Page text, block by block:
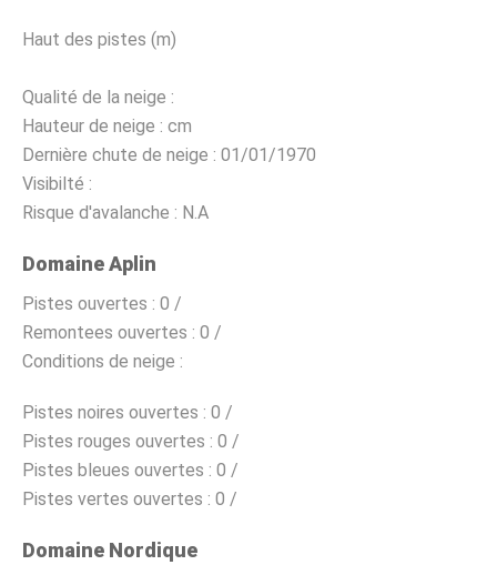
Haut des pistes (m)
Qualité de la neige :
Hauteur de neige : cm
Dernière chute de neige : 01/01/1970
Visibilté :
Risque d'avalanche : N.A
Domaine Aplin
Pistes ouvertes : 0 /
Remontees ouvertes : 0 /
Conditions de neige :
Pistes noires ouvertes : 0 /
Pistes rouges ouvertes : 0 /
Pistes bleues ouvertes : 0 /
Pistes vertes ouvertes : 0 /
Domaine Nordique